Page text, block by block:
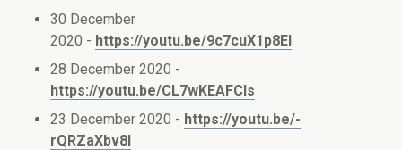
30 December
2020 - https://youtu.be/9c7cuX1p8EI
28 December 2020 -
https://youtu.be/CL7wKEAFCls
23 December 2020 - https://youtu.be/-
rQRZaXbv8I